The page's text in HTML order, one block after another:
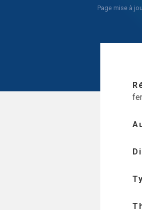
Page mise à